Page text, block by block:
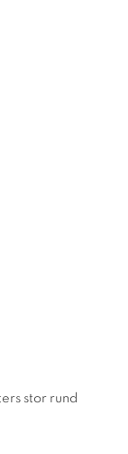
stor rund